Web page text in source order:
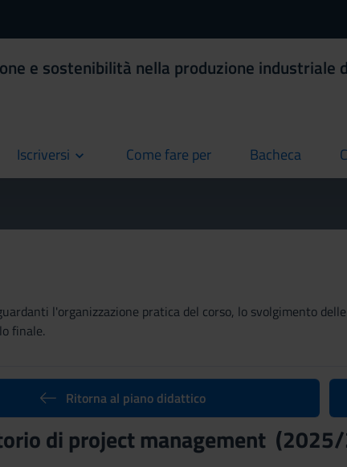
e sostenibilità nella produzione industriale
Iscriversi Come fare per
current Bacheca
current
l'organizzazione pratica del corso, lo svolgimento
finale.
Ritorna al piano didattico
di project management